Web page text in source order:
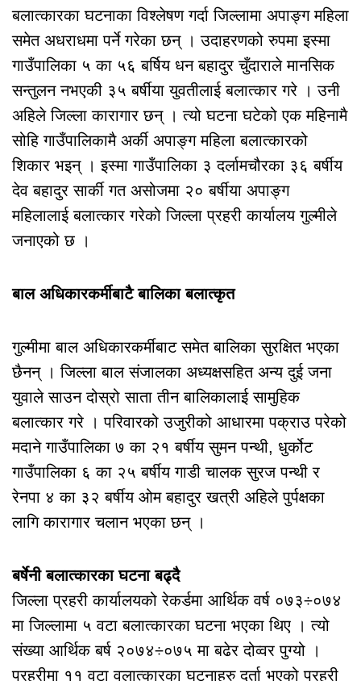
बलात्कारका घटनाका विश्लेषण गर्दा जिल्लामा अपाङ्ग महिला
समेत अधराधमा पर्ने गरेका छन् । उदाहरणको रुपमा इस्मा
गाउँपालिका ५ का ५६ बर्षिय धन बहादुर चुँदाराले मानसिक
सन्तुलन नभएकी ३५ बर्षीया युवतीलाई बलात्कार गरे । उनी
अहिले जिल्ला कारागार छन् । त्यो घटना घटेको एक महिनामै
सोहि गाउँपालिकामै अर्की अपाङ्ग महिला बलात्कारको
शिकार भइन् । इस्मा गाउँपालिका ३ दर्लामचौरका ३६ बर्षीय
देव बहादुर सार्की गत असोजमा २० बर्षीया अपाङ्ग
महिलालाई बलात्कार गरेको जिल्ला प्रहरी कार्यालय गुल्मीले
जनाएको छ ।
बाल अधिकारकर्मीबाटै बालिका बलात्कृत
गुल्मीमा बाल अधिकारकर्मीबाट समेत बालिका सुरक्षित भएका
छैनन् । जिल्ला बाल संजालका अध्यक्षसहित अन्य दुई जना
युवाले साउन दोस्रो साता तीन बालिकालाई सामुहिक
बलात्कार गरे । परिवारको उजुरीको आधारमा पक्राउ परेको
मदाने गाउँपालिका ७ का २१ बर्षीय सुमन पन्थी, धुर्कोट
गाउँपालिका ६ का २५ बर्षीय गाडी चालक सुरज पन्थी र
रेनपा ४ का ३२ बर्षीय ओम बहादुर खत्री अहिले पुर्पक्षका
लागि कारागार चलान भएका छन् ।
बर्षेनी बलात्कारका घटना बढ्दै
जिल्ला प्रहरी कार्यालयको रेकर्डमा आर्थिक वर्ष ०७३÷०७४
मा जिल्लामा ५ वटा बलात्कारका घटना भएका थिए । त्यो
संख्या आर्थिक बर्ष २०७४÷०७५ मा बढेर दोव्वर पुग्यो ।
प्रहरीमा ११ वटा वलात्कारका घटनाहरु दर्ता भएको प्रहरी